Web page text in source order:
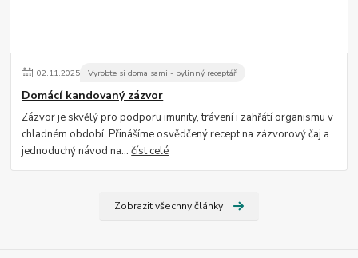
02.11.2025 Vyrobte si doma sami - bylinný receptář
Domácí kandovaný zázvor
Zázvor je skvělý pro podporu imunity, trávení i zahřátí organismu v
chladném období. Přinášíme osvědčený recept na zázvorový čaj a
jednoduchý návod na...číst celé
Zobrazit všechny články